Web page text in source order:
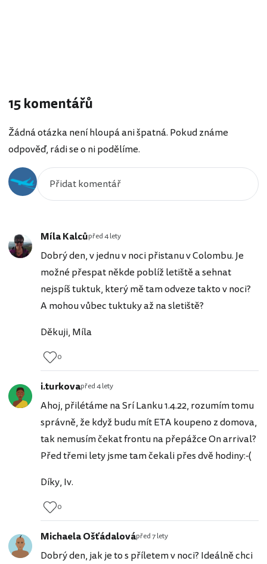
15 komentářů
Žádná otázka není hloupá ani špatná. Pokud známe
odpověď, rádi se o ni podělíme.
Míla Kalcůpřed 4 lety
Dobrý den, v jednu v noci přistanu v Colombu. Je
možné přespat někde poblíž letiště a sehnat
nejspíš tuktuk, který mě tam odveze takto v noci?
A mohou vůbec tuktuky až na sletiště?
Děkuji, Míla
0
i.turkovapřed 4 lety
Ahoj, přilétáme na Srí Lanku 1.4.22, rozumím tomu
správně, že když budu mít ETA koupeno z domova,
tak nemusím čekat frontu na přepážce On arrival?
Před třemi lety jsme tam čekali přes dvě hodiny:-(
Díky, Iv.
0
Michaela Ošťádalovápřed 7 lety
Dobrý den, jak je to s příletem v noci? Ideálně chci